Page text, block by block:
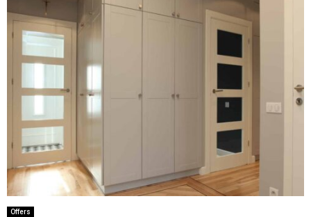
Offers